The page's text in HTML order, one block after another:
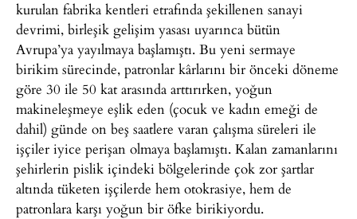
kurulan fabrika kentleri etrafında şekillenen sanayi
devrimi, birleşik gelişim yasası uyarınca bütün
Avrupa’ya yayılmaya başlamıştı. Bu yeni sermaye
birikim sürecinde, patronlar kârlarını bir önceki döneme
göre 30 ile 50 kat arasında arttırırken, yoğun
makineleşmeye eşlik eden (çocuk ve kadın emeği de
dahil) günde on beş saatlere varan çalışma süreleri ile
işçiler iyice perişan olmaya başlamıştı. Kalan zamanlarını
şehirlerin pislik içindeki bölgelerinde çok zor şartlar
altında tüketen işçilerde hem otokrasiye, hem de
patronlara karşı yoğun bir öfke birikiyordu.